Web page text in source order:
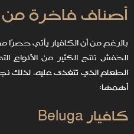
أصناف فاخرة من
بالرغم من أن الكافيار يأتي
الحَفش تنتج الكثير من
الطعام الذي تتغذى عليه، لذلك
أهمها:
كافيار Beluga